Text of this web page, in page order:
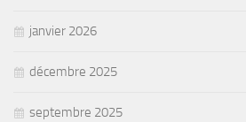
janvier 2026
décembre 2025
septembre 2025